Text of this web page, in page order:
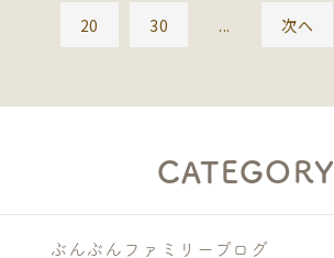
20 30 ... 次へ
CATEGORY
ぶんぶんファミリーブログ